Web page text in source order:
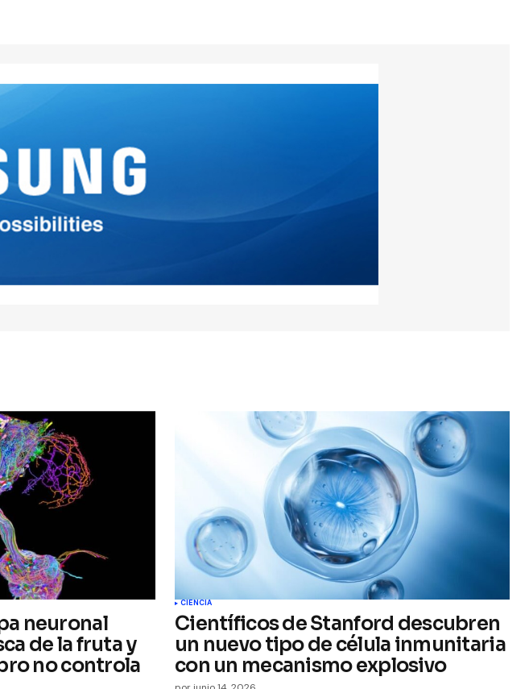
E-mail*
neuronal
de la fruta y
no controla
CIENCIA
Científicos de Stanford descubren
un nuevo tipo de célula inmunitaria
con un mecanismo explosivo